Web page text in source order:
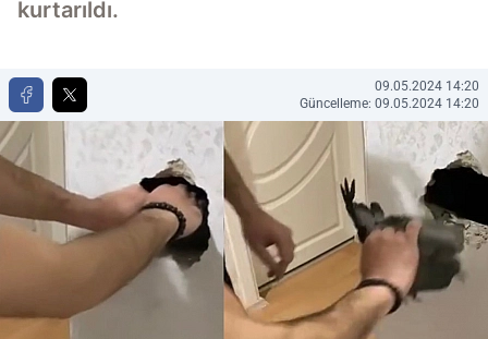
kurtarıldı.
09.05.2024 14:20
Güncelleme: 09.05.2024 14:20